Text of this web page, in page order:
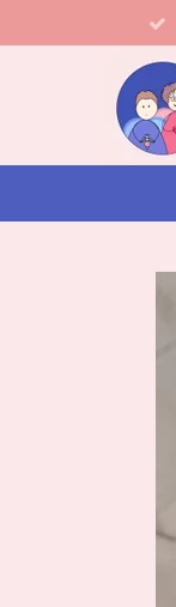
direct
hoofdinhoud